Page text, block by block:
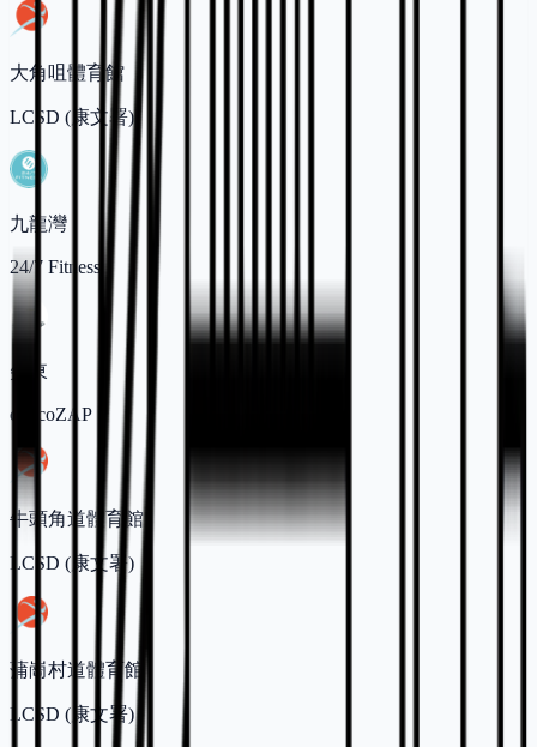
大角咀體育館
LCSD (康文署)
九龍灣
24/7 Fitness
尖東
chocoZAP
牛頭角道體育館
LCSD (康文署)
蒲崗村道體育館
LCSD (康文署)